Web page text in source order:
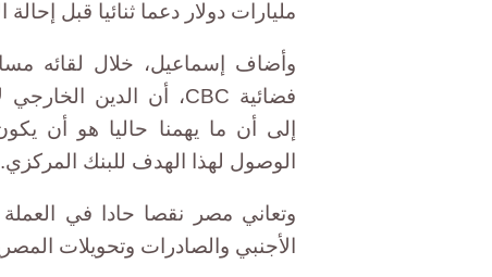
مليارات دولار دعما ثنائيا قبل
وأضاف إسماعيل، خلال لقائه
إلى أن ما يهمنا حاليا هو أن
الوصول لهذا الهدف للبنك المركزي.
وتعاني مصر نقصا حادا في العملة
الأجنبي والصادرات وتحويلات